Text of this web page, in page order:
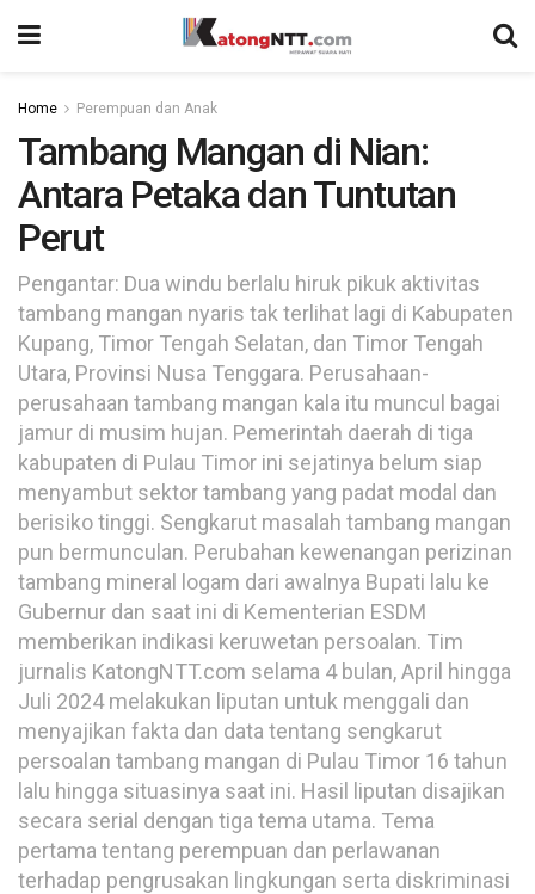
Home Perempuan dan Anak
Tambang Mangan di Nian:
Antara Petaka dan Tuntutan
Perut
Pengantar: Dua windu berlalu hiruk pikuk aktivitas
tambang mangan nyaris tak terlihat lagi di Kabupaten
Kupang, Timor Tengah Selatan, dan Timor Tengah
Utara, Provinsi Nusa Tenggara. Perusahaan-
perusahaan tambang mangan kala itu muncul bagai
jamur di musim hujan. Pemerintah daerah di tiga
kabupaten di Pulau Timor ini sejatinya belum siap
menyambut sektor tambang yang padat modal dan
berisiko tinggi. Sengkarut masalah tambang mangan
pun bermunculan. Perubahan kewenangan perizinan
tambang mineral logam dari awalnya Bupati lalu ke
Gubernur dan saat ini di Kementerian ESDM
memberikan indikasi keruwetan persoalan. Tim
jurnalis KatongNTT.com selama 4 bulan, April hingga
Juli 2024 melakukan liputan untuk menggali dan
menyajikan fakta dan data tentang sengkarut
persoalan tambang mangan di Pulau Timor 16 tahun
lalu hingga situasinya saat ini. Hasil liputan disajikan
secara serial dengan tiga tema utama. Tema
pertama tentang perempuan dan perlawanan
terhadap pengrusakan lingkungan serta diskriminasi